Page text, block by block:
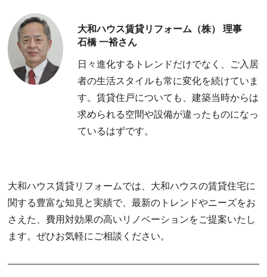
大和ハウス賃貸リフォーム（株） 理事
石橋 一裕さん
日々進化するトレンドだけでなく、ご入居
者の生活スタイルも常に変化を続けていま
す。賃貸住戸についても、建築当時からは
求められる空間や設備が違ったものになっ
ているはずです。
大和ハウス賃貸リフォームでは、大和ハウスの賃貸住宅に
関する豊富な知見と実績で、最新のトレンドやニーズをお
さえた、費用対効果の高いリノベーションをご提案いたし
ます。ぜひお気軽にご相談ください。